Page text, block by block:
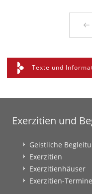
Texte und
Exerzitien und
Geistliche
Exerzitien
Exerzitienhäuser
Exerzitien-Termine